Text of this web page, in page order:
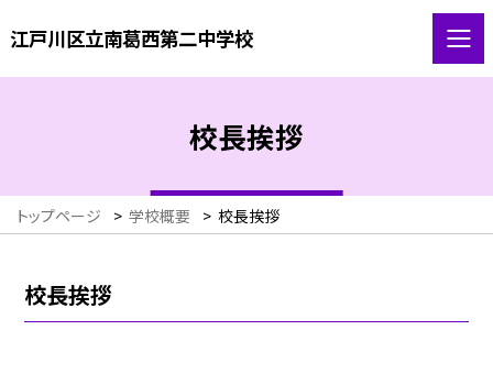
江戸川区立南葛西第二中学校
校長挨拶
トップページ > 学校概要 > 校長挨拶
校長挨拶